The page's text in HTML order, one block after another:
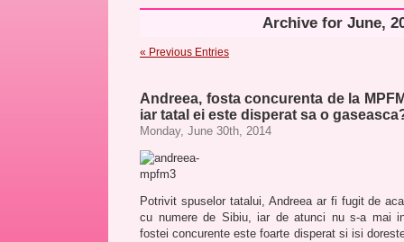
Archive for June,
« Previous Entries
Andreea, fosta concurenta de la
iar tatal ei este disperat sa o
Monday, June 30th, 2014
Potrivit spuselor tatalui, Andreea ar fi fugit de
cu numere de Sibiu, iar de atunci nu s-a mai
fostei concurente este foarte disperat si isi